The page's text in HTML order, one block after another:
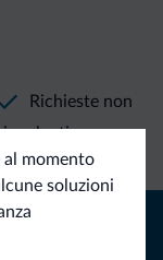
al momento
soluzioni
Richieste non